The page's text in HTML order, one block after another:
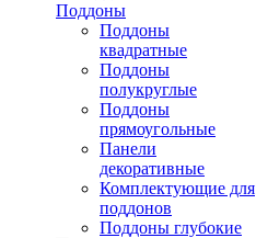
Поддоны
Поддоны
квадратные
Поддоны
полукруглые
Поддоны
прямоугольные
Панели
декоративные
Комплектующие для
поддонов
Поддоны глубокие